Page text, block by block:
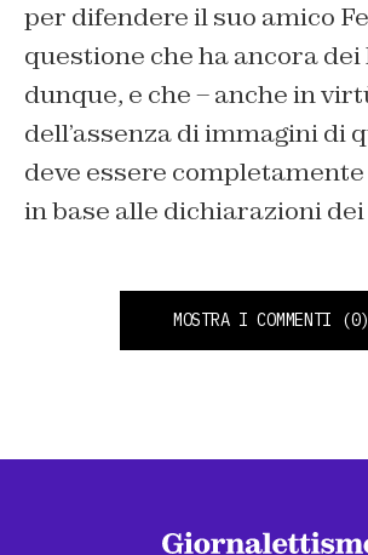
per difendere il suo amico
questione che ha ancora
dunque, e che – anche in
dell’assenza di immagini di
deve essere
in base alle dichiarazioni
MOSTRA I COMMENTI (0)